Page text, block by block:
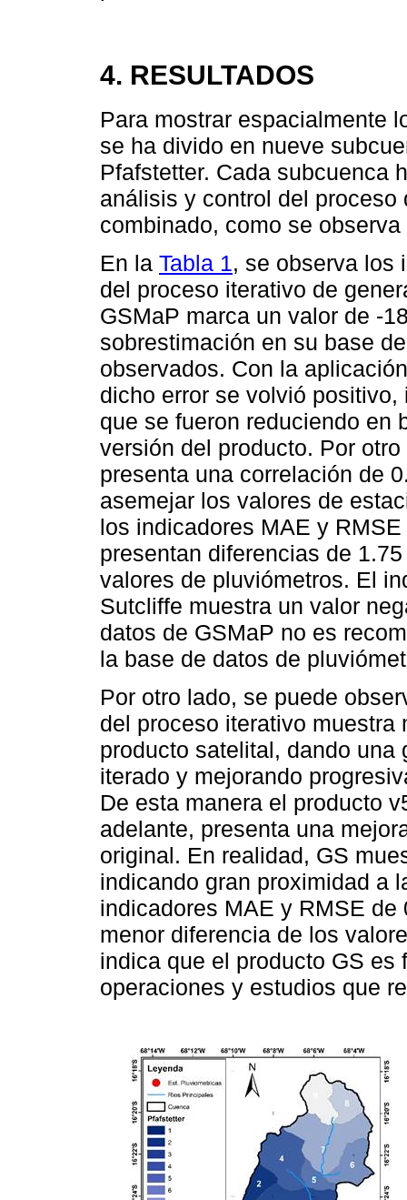
4. RESULTADOS
Para mostrar espacialmente
se ha divido en nueve
Pfafstetter. Cada subcuenca
análisis y control del
combinado, como se
En la Tabla 1, se observa los
del proceso iterativo de
GSMaP marca un valor de -
sobrestimación en su base
observados. Con la
dicho error se volvió
que se fueron reduciendo en
versión del producto. Por
presenta una correlación de
asemejar los valores de
los indicadores MAE y
presentan diferencias de
valores de pluviómetros. El
Sutcliffe muestra un valor
datos de GSMaP no es
la base de datos de
Por otro lado, se puede
del proceso iterativo
producto satelital, dando una
iterado y mejorando
De esta manera el producto
adelante, presenta una
original. En realidad, GS
indicando gran proximidad a
indicadores MAE y RMSE
menor diferencia de los
indica que el producto GS
operaciones y estudios que